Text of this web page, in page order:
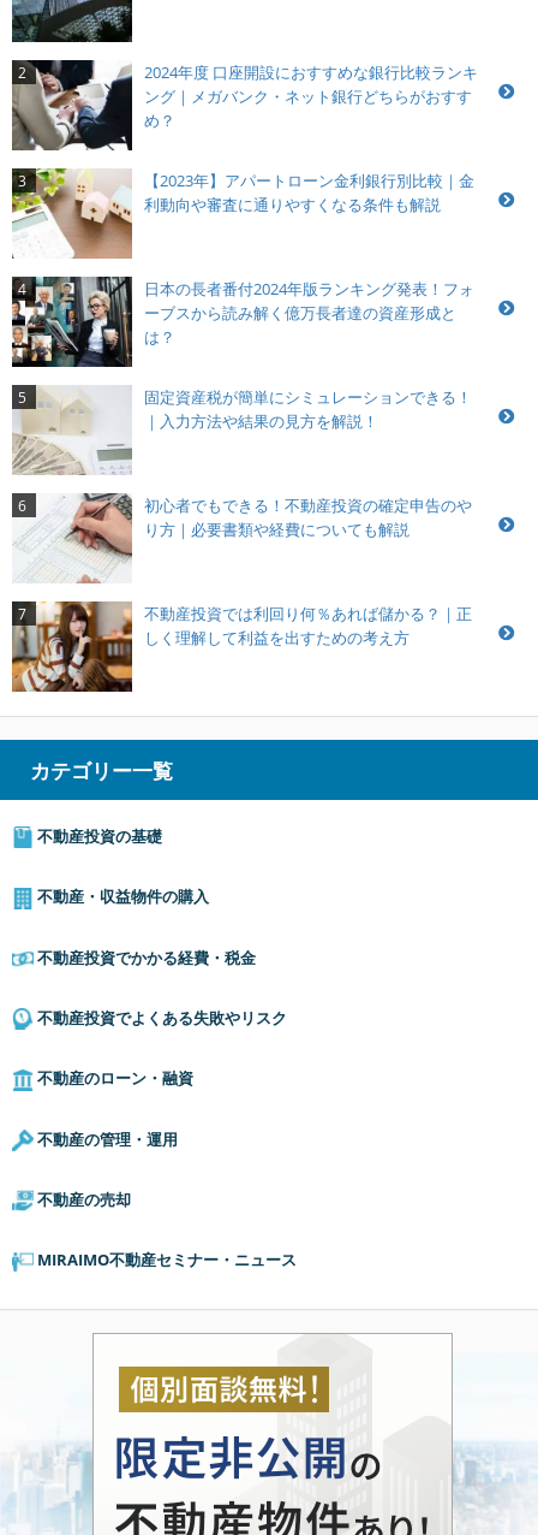
2
2024年度 口座開設におすすめな銀行比較ランキ
ング｜メガバンク・ネット銀行どちらがおすす
め？
3
【2023年】アパートローン金利銀行別比較｜金
利動向や審査に通りやすくなる条件も解説
4
日本の長者番付2024年版ランキング発表！フォ
ーブスから読み解く億万長者達の資産形成と
は？
5
固定資産税が簡単にシミュレーションできる！
｜入力方法や結果の見方を解説！
6
初心者でもできる！不動産投資の確定申告のや
り方｜必要書類や経費についても解説
7
不動産投資では利回り何％あれば儲かる？｜正
しく理解して利益を出すための考え方
カテゴリー一覧
不動産投資の基礎
不動産・収益物件の購入
不動産投資でかかる経費・税金
不動産投資でよくある失敗やリスク
不動産のローン・融資
不動産の管理・運用
不動産の売却
MIRAIMO不動産セミナー・ニュース